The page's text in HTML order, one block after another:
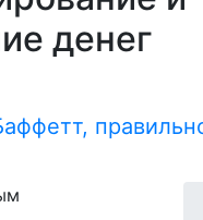
денег